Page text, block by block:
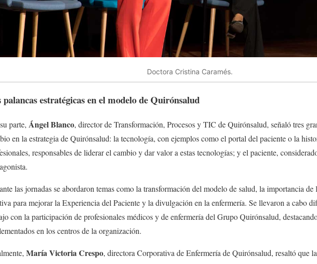
Doctora Cristina Caramés.
palancas estratégicas en el modelo de Quirónsalud
parte, Ángel Blanco, director de Transformación, Procesos y TIC de Quirónsalud, señaló tres
en la estrategia de Quirónsalud: la tecnología, con ejemplos como el portal del paciente o la
responsables de liderar el cambio y dar valor a estas tecnologías; y el paciente,
las jornadas se abordaron temas como la transformación del modelo de salud, la importancia
para mejorar la Experiencia del Paciente y la divulgación en la enfermería. Se llevaron a cabo
con la participación de profesionales médicos y de enfermería del Grupo Quirónsalud,
en los centros de la organización.
María Victoria Crespo, directora Corporativa de Enfermería de Quirónsalud, resaltó que